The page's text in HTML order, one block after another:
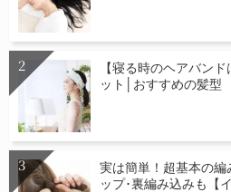
【寝る時のヘアバン
ット│おすすめの髪型
実は簡単！超基本の
ップ･裏編み込みも【